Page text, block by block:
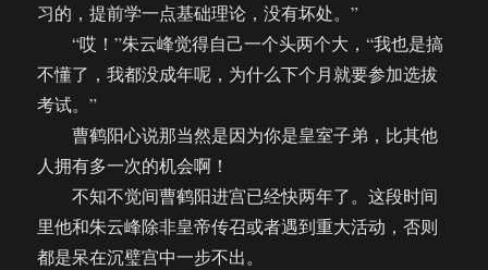
习的，提前学一点基础理论，没有坏处。”
“哎！”朱云峰觉得自己一个头两个大，“我也是搞
不懂了，我都没成年呢，为什么下个月就要参加选拔
考试。”
曹鹤阳心说那当然是因为你是皇室子弟，比其他
人拥有多一次的机会啊！
不知不觉间曹鹤阳进宫已经快两年了。这段时间
里他和朱云峰除非皇帝传召或者遇到重大活动，否则
都是呆在沉璧宫中一步不出。